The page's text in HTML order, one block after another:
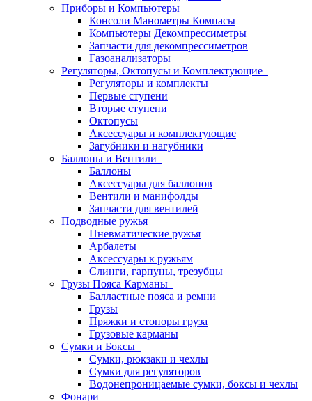
Приборы и Компьютеры
Консоли Манометры Компасы
Компьютеры Декомпрессиметры
Запчасти для декомпрессиметров
Газоанализаторы
Регуляторы, Октопусы и Комплектующие
Регуляторы и комплекты
Первые ступени
Вторые ступени
Октопусы
Аксессуары и комплектующие
Загубники и нагубники
Баллоны и Вентили
Баллоны
Аксессуары для баллонов
Вентили и манифолды
Запчасти для вентилей
Подводные ружья
Пневматические ружья
Арбалеты
Аксессуары к ружьям
Слинги, гарпуны, трезубцы
Грузы Пояса Карманы
Балластные пояса и ремни
Грузы
Пряжки и стопоры груза
Грузовые карманы
Сумки и Боксы
Сумки, рюкзаки и чехлы
Сумки для регуляторов
Водонепроницаемые сумки, боксы и чехлы
Фонари